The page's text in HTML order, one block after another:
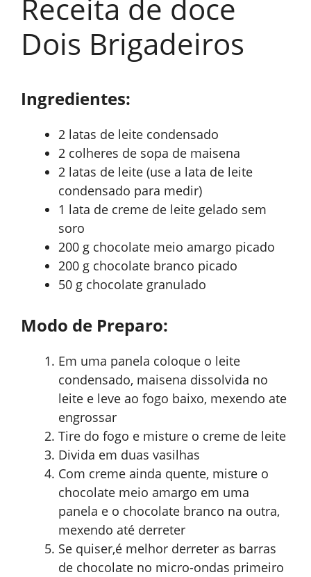
Receita de doce
Dois Brigadeiros
Ingredientes:
2 latas de leite condensado
2 colheres de sopa de maisena
2 latas de leite (use a lata de leite
condensado para medir)
1 lata de creme de leite gelado sem
soro
200 g chocolate meio amargo picado
200 g chocolate branco picado
50 g chocolate granulado
Modo de Preparo:
Em uma panela coloque o leite
condensado, maisena dissolvida no
leite e leve ao fogo baixo, mexendo ate
engrossar
Tire do fogo e misture o creme de leite
Divida em duas vasilhas
Com creme ainda quente, misture o
chocolate meio amargo em uma
panela e o chocolate branco na outra,
mexendo até derreter
Se quiser,é melhor derreter as barras
de chocolate no micro-ondas primeiro